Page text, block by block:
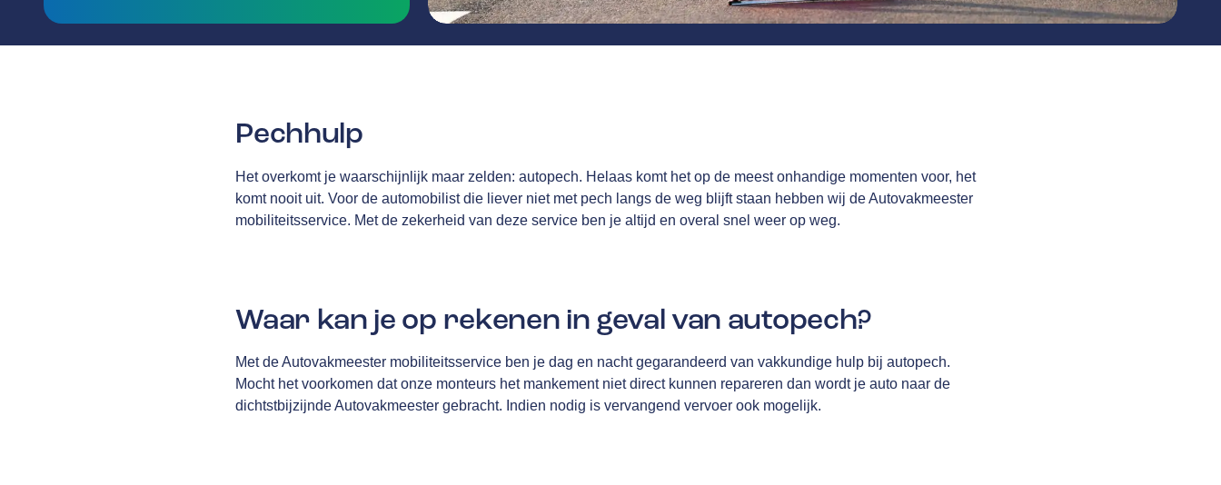
Pechhulp
Het overkomt je waarschijnlijk maar zelden: autopech. Helaas komt het op de meest onhandige momenten voor, het
komt nooit uit. Voor de automobilist die liever niet met pech langs de weg blijft staan hebben wij de Autovakmeester
mobiliteitsservice. Met de zekerheid van deze service ben je altijd en overal snel weer op weg.
Waar kan je op rekenen in geval van autopech?
Met de Autovakmeester mobiliteitsservice ben je dag en nacht gegarandeerd van vakkundige hulp bij autopech.
Mocht het voorkomen dat onze monteurs het mankement niet direct kunnen repareren dan wordt je auto naar de
dichtstbijzijnde Autovakmeester gebracht. Indien nodig is vervangend vervoer ook mogelijk.